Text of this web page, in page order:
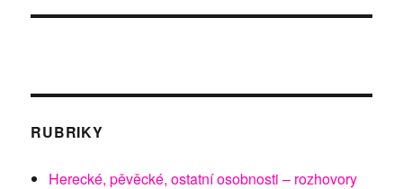
RUBRIKY
Herecké, pěvěcké, ostatní osobnosti – rozhovory